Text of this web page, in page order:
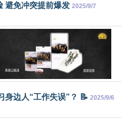
避免冲突提前爆发 2025/9/7
身边人“工作失误”？ 📝 2025/9/6